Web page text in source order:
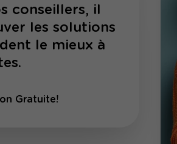
conseillers, il
les solutions
le mieux à
Gratuite!